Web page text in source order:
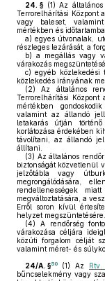
24. § (1) Az
Terrorelhárítási Központ
vagy baleset,
mértékben és
a) egyes útvonalak,
részleges lezárását, a
b) a megállás vagy
várakozás
c) egyéb
közlekedés irányának
(2) Az általános
Terrorelhárítási
mértékben
valamint az állandó
letakarás útján
korlátozása érdekében
távolítani, az állandó
állítani.
(3) Az általános
biztonságát közvetlenül
jelzőtábla vagy
megrongálódására,
rendellenességek
megváltoztatására, a
Erről soron kívül
helyzet megszüntetésére.
(4) A rendőrség
várakozása céljára
közúti forgalom célját
valamint méret- és
24/A. §50 (1) Az
bűncselekmény vagy